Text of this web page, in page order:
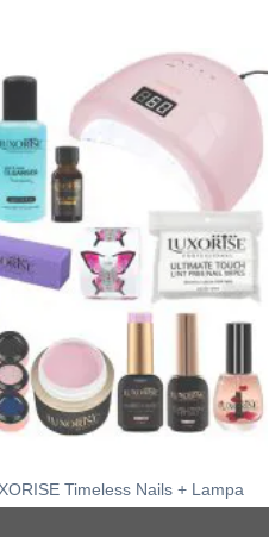
Timeless Nails + Lampa